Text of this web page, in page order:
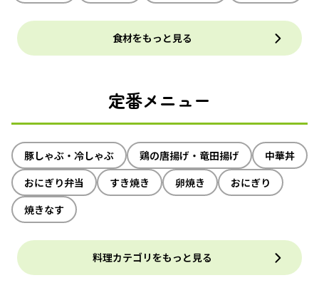
食材をもっと見る
定番メニュー
豚しゃぶ・冷しゃぶ 鶏の唐揚げ・竜田揚げ
中華丼
おにぎり弁当
すき焼き 卵焼き
おにぎり
焼きなす
料理カテゴリをもっと見る